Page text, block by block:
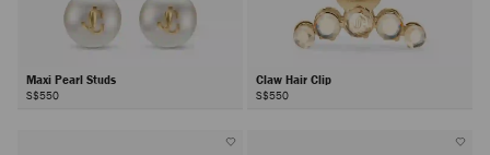
Maxi Pearl Studs
S$550
Claw Hair Clip
S$550